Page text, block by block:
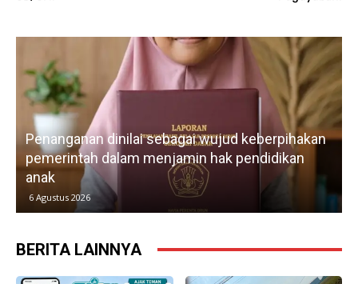
Penanganan dinilai sebagai wujud keberpihakan
pemerintah dalam menjamin hak pendidikan
anak
6 Agustus 2026
BERITA LAINNYA